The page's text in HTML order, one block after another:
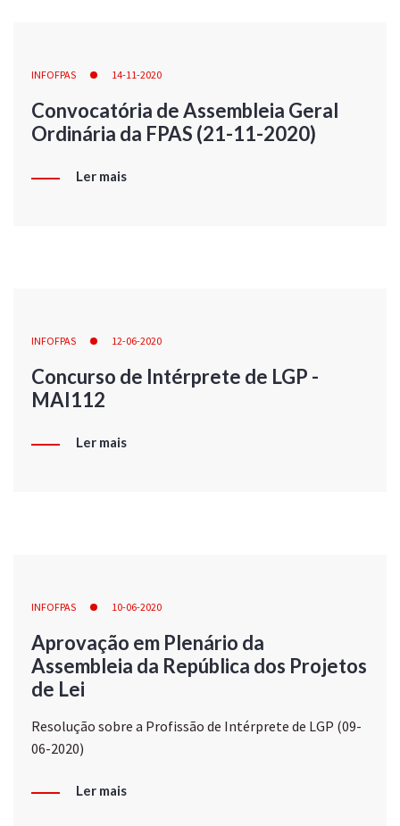
INFOFPAS 14-11-2020
Convocatória de Assembleia Geral
Ordinária da FPAS (21-11-2020)
Ler mais
INFOFPAS 12-06-2020
Concurso de Intérprete de LGP -
MAI112
Ler mais
INFOFPAS 10-06-2020
Aprovação em Plenário da
Assembleia da República dos Projetos
de Lei
Resolução sobre a Profissão de Intérprete de LGP (09-
06-2020)
Ler mais